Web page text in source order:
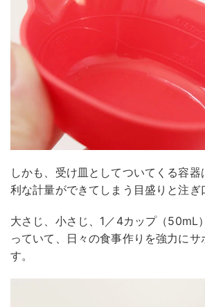
しかも、受け皿としてついてくる容
利な計量ができてしまう目盛りと注ぎ
大さじ、小さじ、1／4カップ（50mL
っていて、日々の食事作りを強力にサ
す。